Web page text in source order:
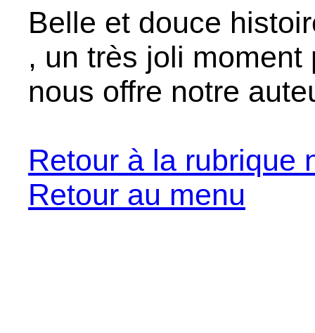
Belle et douce
, un très joli
nous offre notre
Retour à la rubrique
Retour au menu